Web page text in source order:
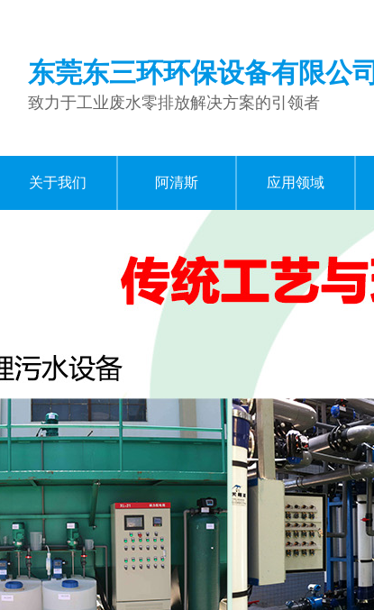
东莞东三环环保设备有限公司
致力于工业废水零排放解决方案的引领者
关于我们 阿清斯 应用领域